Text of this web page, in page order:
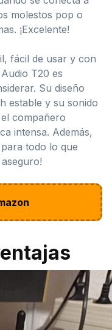
molestos pop o
¡Excelente!
fácil de usar y con
T20 es
Su diseño
estable y su sonido
compañero
intensa. Además,
todo lo que